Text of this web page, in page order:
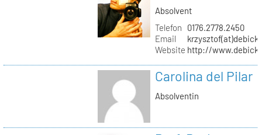
Absolvent
Telefon
0176.2778.2450
Email
Website http://
Carolina del Pilar
Absolventin